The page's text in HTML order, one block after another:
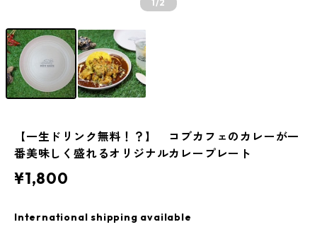
1/2
【一生ドリンク無料！？】 コブカフェのカレーが一
番美味しく盛れるオリジナルカレープレート
¥1,800
International shipping available